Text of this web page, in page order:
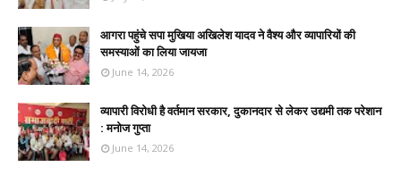
आगरा पहुंचे सपा मुखिया अखिलेश यादव ने वैश्य और व्यापारियों की
समस्याओं का लिया जायजा
June 14, 2026
व्यापारी विरोधी है वर्तमान सरकार, दुकानदार से लेकर उद्यमी तक परेशान
: मनोज गुप्ता
June 14, 2026